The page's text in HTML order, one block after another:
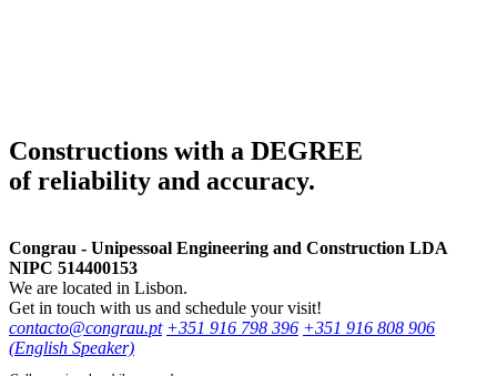
Constructions with a DEGREE
of reliability and accuracy.
Congrau - Unipessoal Engineering and Construction LDA
NIPC 514400153
We are located in Lisbon.
Get in touch with us and schedule your visit!
contacto@congrau.pt +351 916 798 396 +351 916 808 906
(English Speaker)